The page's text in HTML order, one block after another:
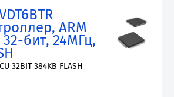
ARM
бит, 24МГц,
32BIT 384KB FLASH